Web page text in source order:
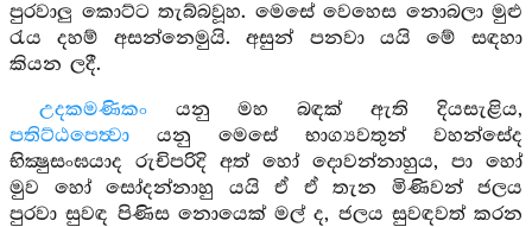
පුරවාලු කොට්ට තැබ්බවූහ. මෙසේ වෙහෙස නොබලා මුළු
රැය දහම් අසන්නෙමුයි. අසුන් පනවා යයි මේ සඳහා
කියන ලදී.
උදකමණිකංයනු මහ බඳක් ඇති දියසැළිය,
පතිට්ඨපෙත්‍වා යනු මෙසේ භාග්‍යවතුන් වහන්සේද
භික්‍ෂුසංඝයාද රුචිපරිදි අත් හෝ දොවන්නාහුය, පා හෝ
මුව හෝ සෝදන්නාහු යයි ඒ ඒ තැන මිණිවන් ජලය
පුරවා සුවඳ පිණිස නොයෙක් මල් ද, ජලය සුවඳවත් කරන